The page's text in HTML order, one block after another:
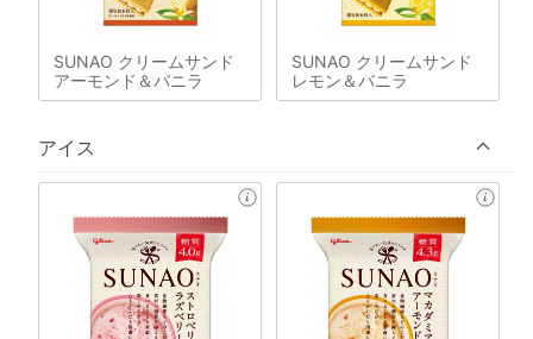
SUNAO クリームサンド
アーモンド＆バニラ
SUNAO クリームサンド
レモン＆バニラ
アイス